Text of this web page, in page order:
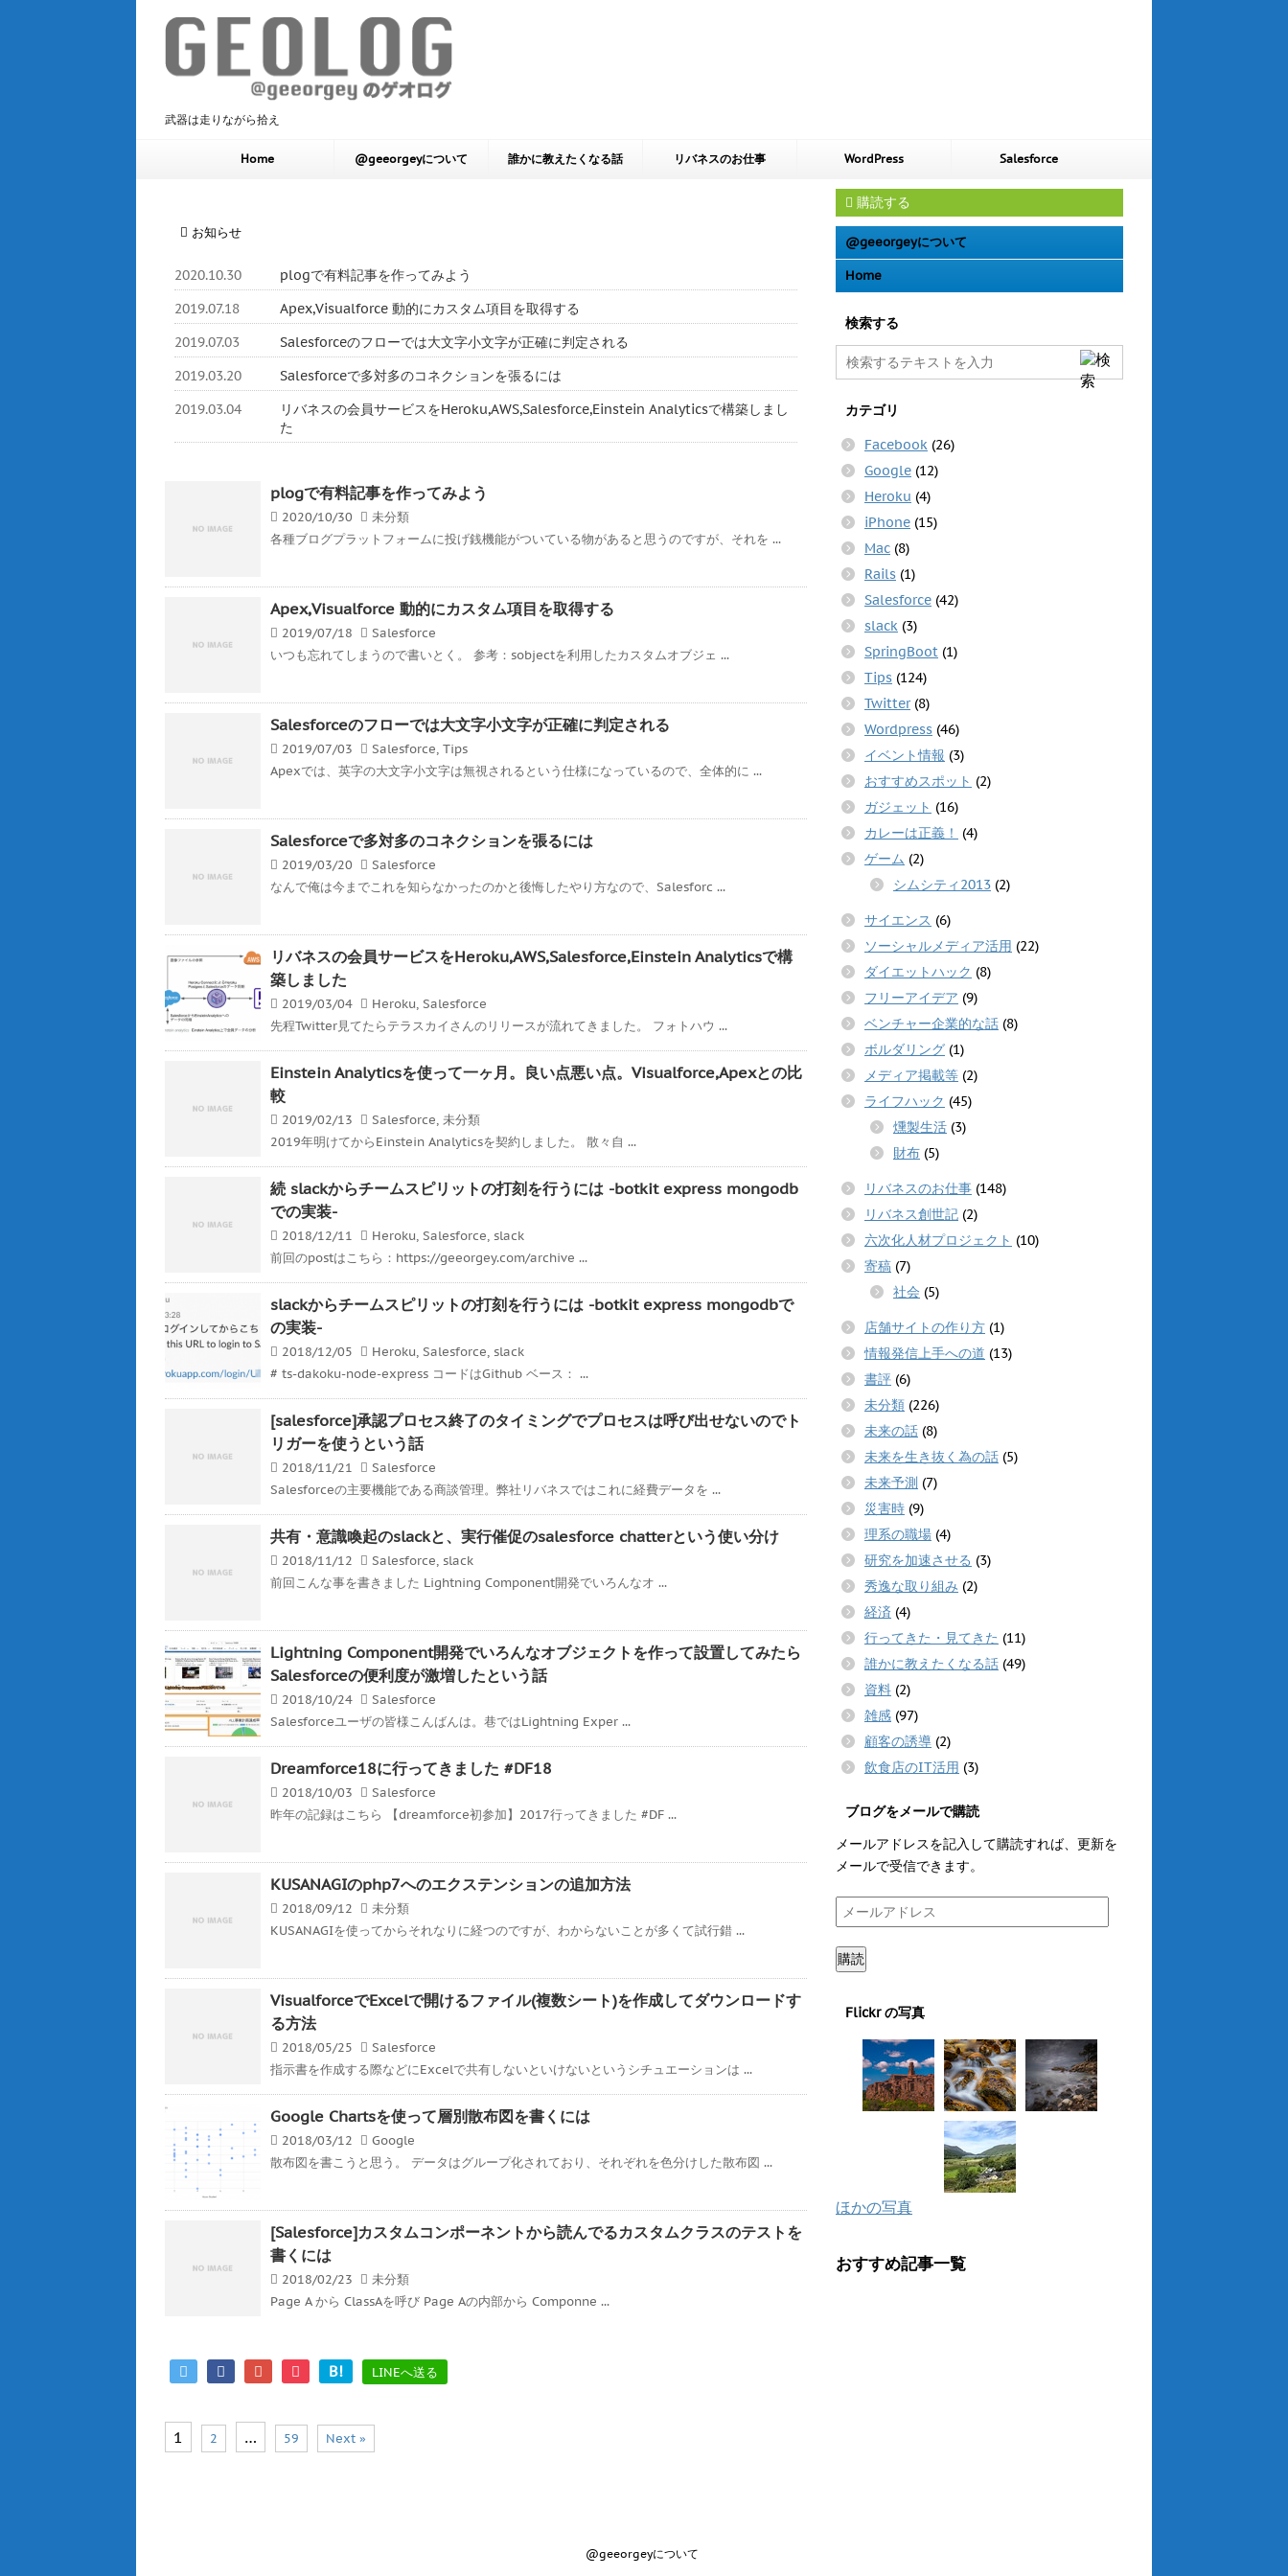
武器は走りながら拾え
Home @geeorgeyについて 誰かに教えたくなる話 リバネスのお仕事 WordPress Salesforce
お知らせ
2020.10.30
plogで有料記事を作ってみよう
2019.07.18
Apex,Visualforce 動的にカスタム項目を取得する
2019.07.03
Salesforceのフローでは大文字小文字が正確に判定される
2019.03.20
Salesforceで多対多のコネクションを張るには
2019.03.04
リバネスの会員サービスをHeroku,AWS,Salesforce,Einstein Analyticsで構築しまし
た
plogで有料記事を作ってみよう
2020/10/30
未分類
各種ブログプラットフォームに投げ銭機能がついている物があると思うのですが、それを ...
Apex,Visualforce 動的にカスタム項目を取得する
2019/07/18
Salesforce
いつも忘れてしまうので書いとく。 参考：sobjectを利用したカスタムオブジェ ...
Salesforceのフローでは大文字小文字が正確に判定される
2019/07/03 Salesforce, Tips
Apexでは、英字の大文字小文字は無視されるという仕様になっているので、全体的に ...
Salesforceで多対多のコネクションを張るには
2019/03/20
Salesforce
なんで俺は今までこれを知らなかったのかと後悔したやり方なので、Salesforc ...
リバネスの会員サービスをHeroku,AWS,Salesforce,Einstein Analyticsで構
築しました
2019/03/04 Heroku, Salesforce
先程Twitter見てたらテラスカイさんのリリースが流れてきました。 フォトハウ ...
Einstein Analyticsを使って一ヶ月。良い点悪い点。Visualforce,Apexとの比
較
2019/02/13 Salesforce, 未分類
2019年明けてからEinstein Analyticsを契約しました。 散々自 ...
続 slackからチームスピリットの打刻を行うには -botkit express mongodb
での実装-
2018/12/11 Heroku, Salesforce, slack
前回のpostはこちら：https://geeorgey.com/archive ...
slackからチームスピリットの打刻を行うには -botkit express mongodbで
の実装-
2018/12/05 Heroku, Salesforce, slack
# ts-dakoku-node-express コードはGithub ベース： ...
[salesforce]承認プロセス終了のタイミングでプロセスは呼び出せないのでト
リガーを使うという話
2018/11/21
Salesforce
Salesforceの主要機能である商談管理。弊社リバネスではこれに経費データを ...
共有・意識喚起のslackと、実行催促のsalesforce chatterという使い分け
2018/11/12 Salesforce, slack
前回こんな事を書きました Lightning Component開発でいろんなオ ...
Lightning Component開発でいろんなオブジェクトを作って設置してみたら
Salesforceの便利度が激増したという話
2018/10/24
Salesforce
Salesforceユーザの皆様こんばんは。巷ではLightning Exper ...
Dreamforce18に行ってきました #DF18
2018/10/03
Salesforce
昨年の記録はこちら 【dreamforce初参加】2017行ってきました #DF ...
KUSANAGIのphp7へのエクステンションの追加方法
2018/09/12
未分類
KUSANAGIを使ってからそれなりに経つのですが、わからないことが多くて試行錯 ...
VisualforceでExcelで開けるファイル(複数シート)を作成してダウンロードす
る方法
2018/05/25
Salesforce
指示書を作成する際などにExcelで共有しないといけないというシチュエーションは ...
Google Chartsを使って層別散布図を書くには
2018/03/12
Google
散布図を書こうと思う。 データはグループ化されており、それぞれを色分けした散布図 ...
[Salesforce]カスタムコンポーネントから読んでるカスタムクラスのテストを
書くには
2018/02/23
未分類
Page A から ClassAを呼び Page Aの内部から Componne ...
B! LINEへ送る
1 2 … 59 Next »
購読する
@geeorgeyについて
Home
検索する
カテゴリ
Facebook (26)
Google (12)
Heroku (4)
iPhone (15)
Mac (8)
Rails (1)
Salesforce (42)
slack (3)
SpringBoot (1)
Tips (124)
Twitter(8)
Wordpress (46)
イベント情報 (3)
おすすめスポット (2)
ガジェット (16)
カレーは正義！
(4)
ゲーム (2)
シムシティ2013 (2)
サイエンス (6)
ソーシャルメディア活用 (22)
ダイエットハック (8)
フリーアイデア (9)
ベンチャー企業的な話 (8)
ボルダリング (1)
メディア掲載等 (2)
ライフハック (45)
燻製生活 (3)
財布 (5)
リバネスのお仕事 (148)
リバネス創世記 (2)
六次化人材プロジェクト (10)
寄稿 (7)
社会 (5)
店舗サイトの作り方 (1)
情報発信上手への道 (13)
書評 (6)
未分類 (226)
未来の話 (8)
未来を生き抜く為の話 (5)
未来予測 (7)
災害時 (9)
理系の職場 (4)
研究を加速させる (3)
秀逸な取り組み (2)
経済 (4)
行ってきた・見てきた (11)
誰かに教えたくなる話 (49)
資料 (2)
雑感 (97)
顧客の誘導 (2)
飲食店のIT活用 (3)
ブログをメールで購読
メールアドレスを記入して購読すれば、更新を
メールで受信できます。
メ
ー
ル
ア
レ
購読
Flickr の写真
ほかの写真
おすすめ記事一覧
@geeorgeyについて